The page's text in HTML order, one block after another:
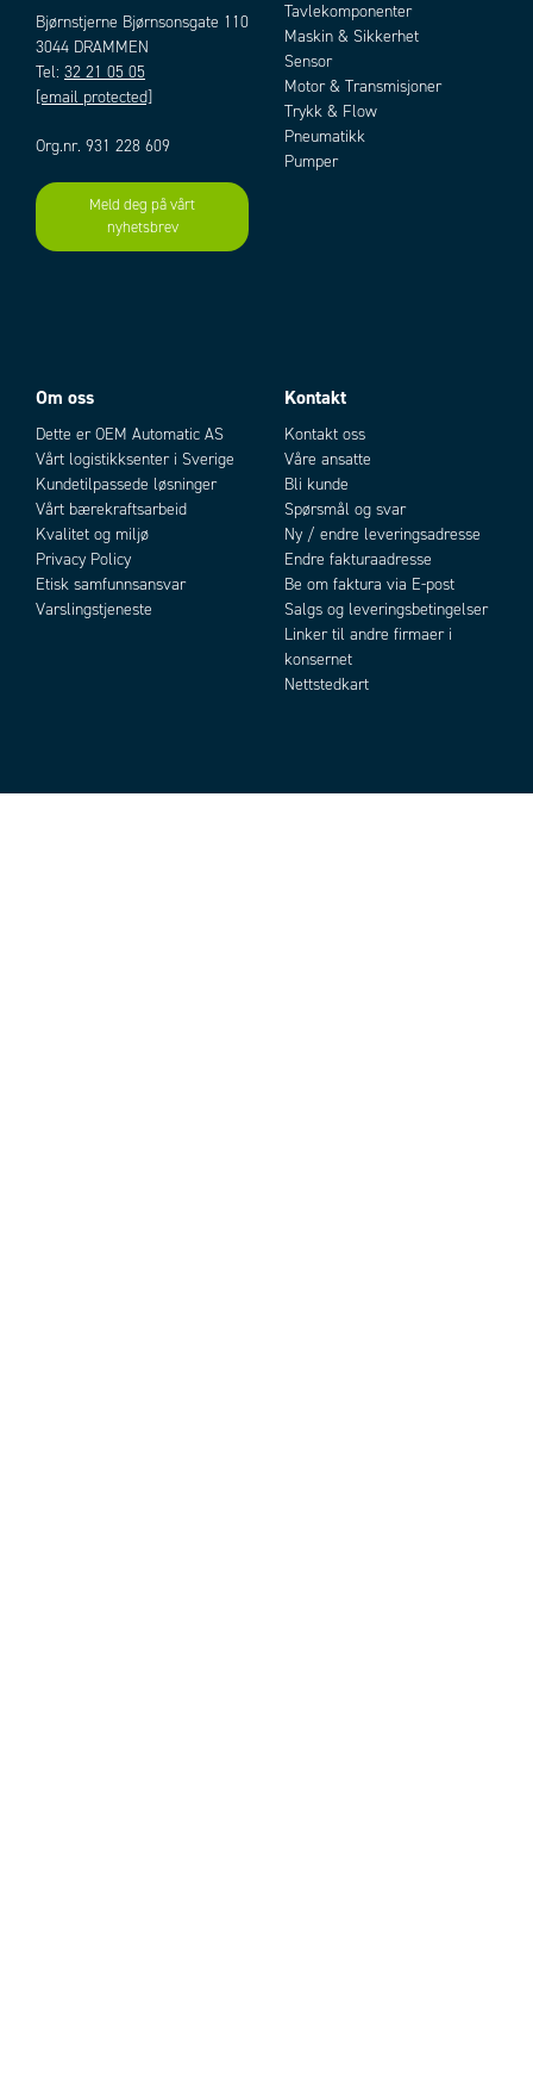
Bjørnstjerne Bjørnsonsgate 110
3044 DRAMMEN
Tel: 32 21 05 05
[email protected]
Org.nr. 931 228 609
Meld deg på vårt
nyhetsbrev
Tavlekomponenter
Maskin & Sikkerhet
Sensor
Motor & Transmisjoner
Trykk & Flow
Pneumatikk
Pumper
Om oss
Dette er OEM Automatic AS
Vårt logistikksenter i Sverige
Kundetilpassede løsninger
Vårt bærekraftsarbeid
Kvalitet og miljø
Privacy Policy
Etisk samfunnsansvar
Varslingstjeneste
Kontakt
Kontakt oss
Våre ansatte
Bli kunde
Spørsmål og svar
Ny / endre leveringsadresse
Endre fakturaadresse
Be om faktura via E-post
Salgs og leveringsbetingelser
Linker til andre firmaer i
konsernet
Nettstedkart